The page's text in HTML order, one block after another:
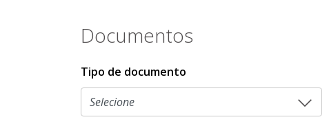
Documentos
Tipo de documento